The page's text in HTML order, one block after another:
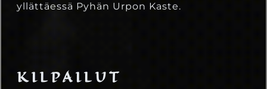
yllättäessä Pyhän Urpon Kaste.
KILPAILUT